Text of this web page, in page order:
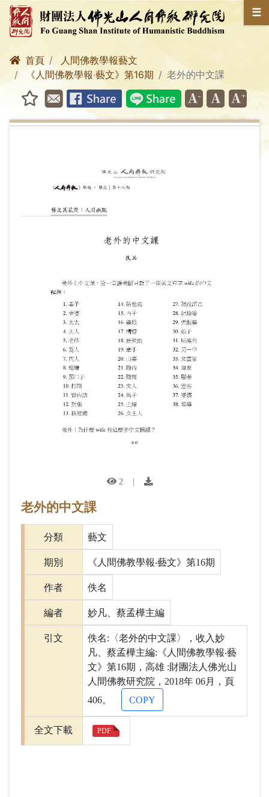
☰
首頁
人間佛教學報藝文
《人間佛教學報‧藝文》第16期
老外的中文課
2 |
老外的中文課
分類 藝文
期別 《人間佛教學報‧藝文》第16期
作者 佚名
編者 妙凡、蔡孟樺主編
引文
佚名:〈老外的中文課〉，收入妙
凡、蔡孟樺主編:《人間佛教學報‧藝
文》第16期，高雄 :財團法人佛光山
人間佛教研究院，2018年 06月，頁
406。
COPY
全文下載 PDF